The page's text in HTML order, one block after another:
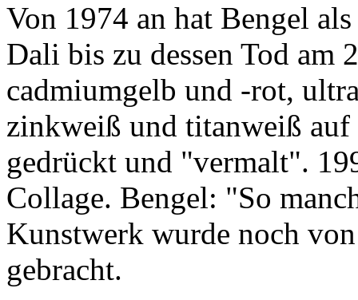
Von 1974 an hat Bengel
Dali bis zu dessen Tod am
cadmiumgelb und -rot,
zinkweiß und titanweiß
gedrückt und "vermalt".
Collage. Bengel: "So
Kunstwerk wurde noch
gebracht.